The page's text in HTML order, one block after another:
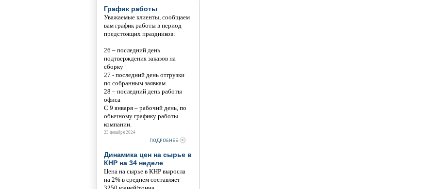
График работы
Уважаемые клиенты, сообщаем
вам график работы в период
предстоящих праздников:
26 – последний день
подтверждения заказов на
сборку
27 - последний день отгрузки
по собранным заявкам
28 – последний день работы
офиса
С 9 января – рабочий день, по
обычному графику работы
компании.
23 декабря 2024
Динамика цен на сырье в
КНР на 34 неделе
Цена на сырье в КНР выросла
на 2% в среднем составляет